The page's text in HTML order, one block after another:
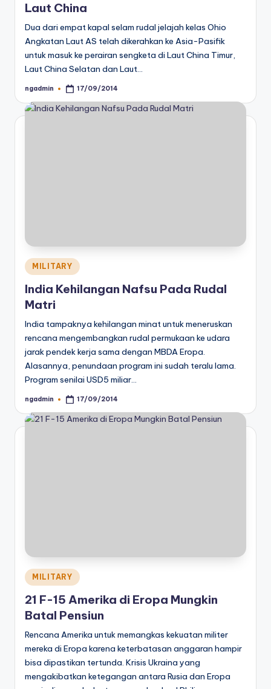
Laut China
Dua dari empat kapal selam rudal jelajah kelas Ohio
Angkatan Laut AS telah dikerahkan ke Asia-Pasifik
untuk masuk ke perairan sengketa di Laut China Timur,
Laut China Selatan dan Laut…
Posted
ngadmin 17/09/2014
Posted
in
MILITARY
India Kehilangan Nafsu Pada Rudal
Matri
India tampaknya kehilangan minat untuk meneruskan
rencana mengembangkan rudal permukaan ke udara
jarak pendek kerja sama dengan MBDA Eropa.
Alasannya, penundaan program ini sudah teralu lama.
Program senilai USD5 miliar…
Posted
ngadmin 17/09/2014
Posted
in
MILITARY
21 F-15 Amerika di Eropa Mungkin
Batal Pensiun
Rencana Amerika untuk memangkas kekuatan militer
mereka di Eropa karena keterbatasan anggaran hampir
bisa dipastikan tertunda. Krisis Ukraina yang
mengakibatkan ketegangan antara Rusia dan Eropa